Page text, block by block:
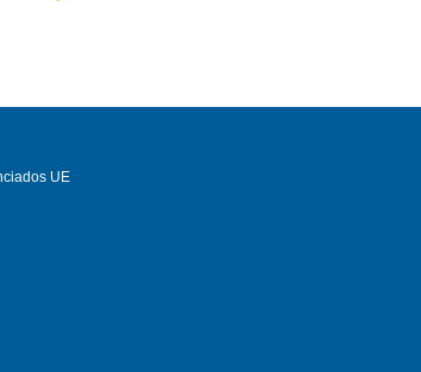
UE